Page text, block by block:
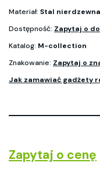
Materiał: Stal nierdzewna
Dostępność: Zapytaj o
Katalog: M-collection
Znakowanie: Zapytaj o
Jak zamawiać gadżety
Zapytaj o cenę